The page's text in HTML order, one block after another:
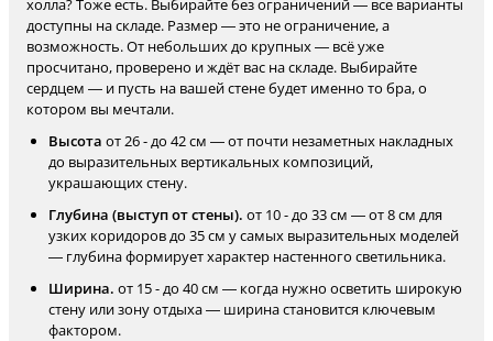
холла? Тоже есть. Выбирайте без ограничений — все варианты
доступны на складе. Размер — это не ограничение, а
возможность. От небольших до крупных — всё уже
просчитано, проверено и ждёт вас на складе. Выбирайте
сердцем — и пусть на вашей стене будет именно то бра, о
котором вы мечтали.
Высота от 26 - до 42 см — от почти незаметных накладных
до выразительных вертикальных композиций,
украшающих стену.
Глубина (выступ от стены). от 10 - до 33 см — от 8 см для
узких коридоров до 35 см у самых выразительных моделей
— глубина формирует характер настенного светильника.
Ширина. от 15 - до 40 см — когда нужно осветить широкую
стену или зону отдыха — ширина становится ключевым
фактором.